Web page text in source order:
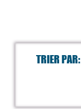
TRIER PAR: